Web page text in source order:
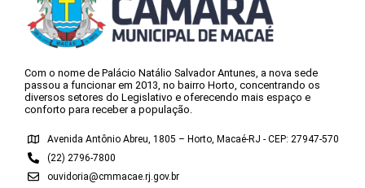
Com o nome de Palácio Natálio Salvador Antunes, a nova sede
passou a funcionar em 2013, no bairro Horto, concentrando os
diversos setores do Legislativo e oferecendo mais espaço e
conforto para receber a população.
Avenida Antônio Abreu, 1805 – Horto, Macaé-RJ - CEP: 27947-570
(22) 2796-7800
ouvidoria@cmmacae.rj.gov.br